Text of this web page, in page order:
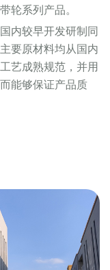
轮系列产品。
内较早开发研制同
要原材料均从国内
艺成熟规范，并用
能够保证产品质